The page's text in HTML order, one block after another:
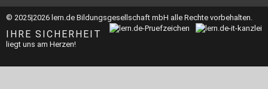
© 2025|2026 lern.de Bildungsgesellschaft mbH alle Rechte vorbehalten.
IHRE SICHERHEIT
liegt uns am Herzen!